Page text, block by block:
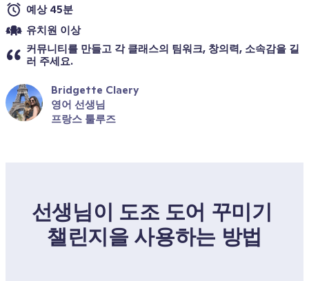
예상 45분
유치원 이상
커뮤니티를 만들고 각 클래스의 팀워크, 창의력, 소속감을 길
러 주세요.
Bridgette Claery
영어 선생님
프랑스 툴루즈
선생님이 도조 도어 꾸미기
챌린지을 사용하는 방법